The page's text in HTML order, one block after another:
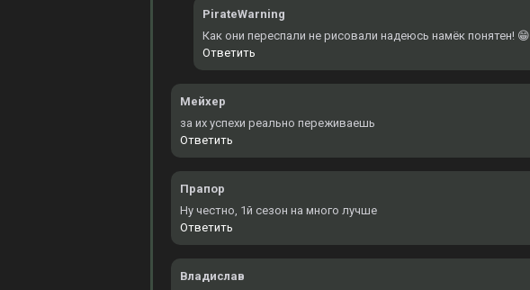
PirateWarning
Как они переспали не рисовали надеюсь намёк понятен! 😁
Ответить
Мейхер
за их успехи реально переживаешь
Ответить
Прапор
Ну честно, 1й сезон на много лучше
Ответить
Владислав